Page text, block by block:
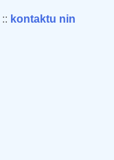
:: kontaktu nin